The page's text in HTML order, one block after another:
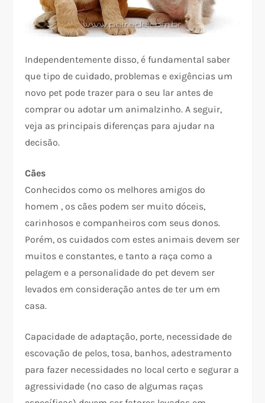
Independentemente disso, é fundamental saber
que tipo de cuidado, problemas e exigências um
novo pet pode trazer para o seu lar antes de
comprar ou adotar um animalzinho. A seguir,
veja as principais diferenças para ajudar na
decisão.
Cães
Conhecidos como os melhores amigos do
homem , os cães podem ser muito dóceis,
carinhosos e companheiros com seus donos.
Porém, os cuidados com estes animais devem ser
muitos e constantes, e tanto a raça como a
pelagem e a personalidade do pet devem ser
levados em consideração antes de ter um em
casa.
Capacidade de adaptação, porte, necessidade de
escovação de pelos, tosa, banhos, adestramento
para fazer necessidades no local certo e segurar a
agressividade (no caso de algumas raças